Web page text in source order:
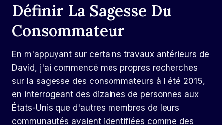
Définir La Sagesse Du
Consommateur
En m'appuyant sur certains travaux antérieurs de
David, j'ai commencé mes propres recherches
sur la sagesse des consommateurs à l'été 2015,
en interrogeant des dizaines de personnes aux
États-Unis que d'autres membres de leurs
communautés avaient identifiées comme des